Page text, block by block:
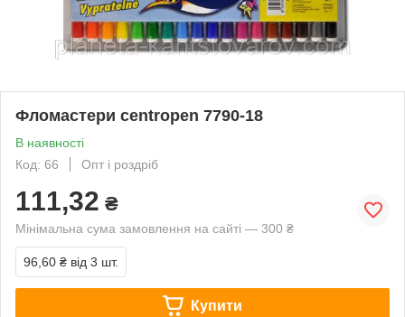
Фломастери centropen 7790-18
В наявності
Код: 66
Опт і роздріб
111,32 ₴
Мінімальна сума замовлення на сайті — 300 ₴
96,60 ₴ від 3 шт.
Купити